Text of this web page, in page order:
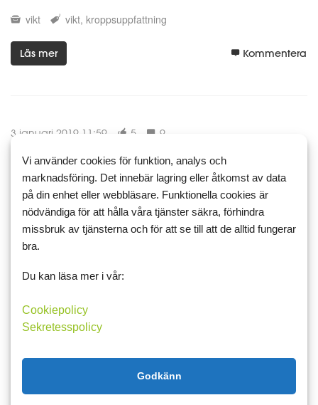
vikt
vikt kroppsuppfattning
Läs mer Kommentera
3 januari 2019 11:59 5 9
Blåst
Äntligen kom den, som jag längtat efter pannlampan. En rejäl
lampa med 2 000 lumen om man vrider på högsta ljusstyrkan, 1
500 vid normal drift. 12 timmars batteritid eller mer, beroende på
utomhustemperatur och hur mycket ljus man drar på. Nu ska de...
Irriterad och nöjd samtidigt
Vi använder cookies för funktion, analys och
marknadsföring. Det innebär lagring eller åtkomst av data
på din enhet eller webbläsare. Funktionella cookies är
nödvändiga för att hålla våra tjänster säkra, förhindra
missbruk av tjänsterna och för att se till att de alltid fungerar
bra.
Du kan läsa mer i vår:
Cookiepolicy
Sekretesspolicy
Godkänn